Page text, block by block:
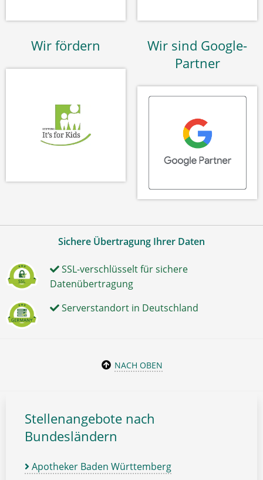
Wir fördern
Wir sind Google-
Partner
Sichere Übertragung Ihrer Daten
SSL-verschlüsselt für sichere
Datenübertragung
Serverstandort in Deutschland
NACH OBEN
Stellenangebote nach
Bundesländern
Apotheker Baden Württemberg